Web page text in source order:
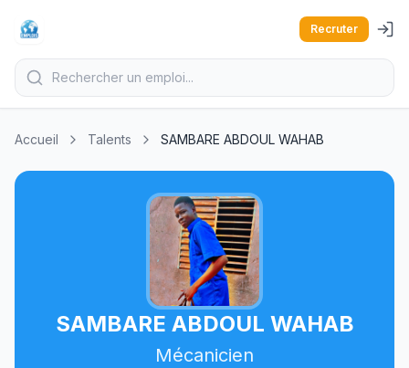
Recruter
Accueil Talents SAMBARE ABDOUL WAHAB
SAMBARE ABDOUL WAHAB
Mécanicien